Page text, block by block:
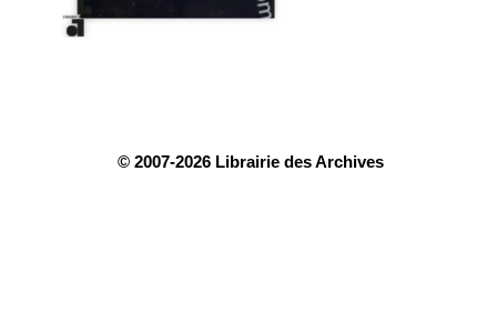
© 2007-2026 Librairie des Archives